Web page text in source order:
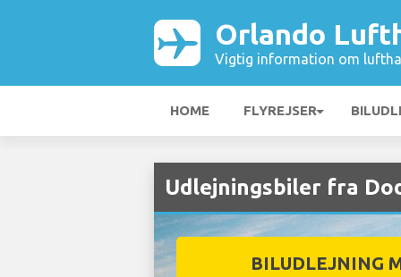
Orlando
Vigtig information om
HOME FLYREJSER
Udlejningsbiler fra
BILUDLEJNING